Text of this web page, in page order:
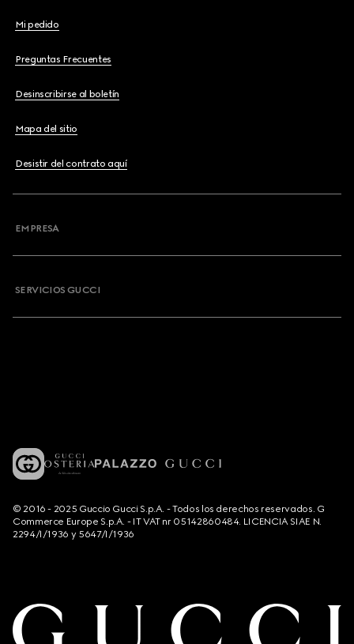
Mi pedido
Preguntas Frecuentes
Desinscribirse al boletín
Mapa del sitio
Desistir del contrato aquí
EMPRESA
SERVICIOS GUCCI
© 2016 - 2025 Guccio Gucci S.p.A. - Todos los derechos reservados. G
Commerce Europe S.p.A. - IT VAT nr 05142860484. LICENCIA SIAE N.
2294/I/1936 y 5647/I/1936